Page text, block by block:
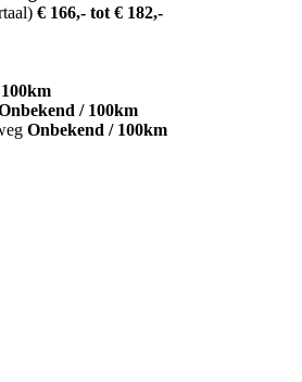
€ 166,- tot € 182,-
/ 100km
Onbekend / 100km